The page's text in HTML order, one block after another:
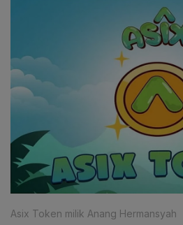
Asix Token milik Anang Hermansyah